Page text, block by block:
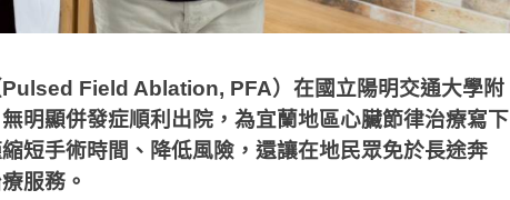
Pulsed Field Ablation, PFA）在國立陽明交通大學附
明顯併發症順利出院，為宜蘭地區心臟節律治療寫下
短手術時間、降低風險，還讓在地民眾免於長途奔
服務。